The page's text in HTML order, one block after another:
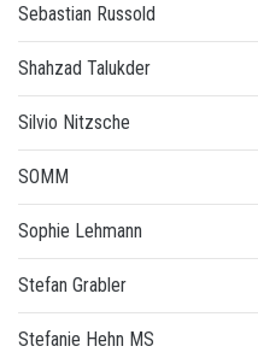
Sebastian Russold
Shahzad Talukder
Silvio Nitzsche
SOMM
Sophie Lehmann
Stefan Grabler
Stefanie Hehn MS